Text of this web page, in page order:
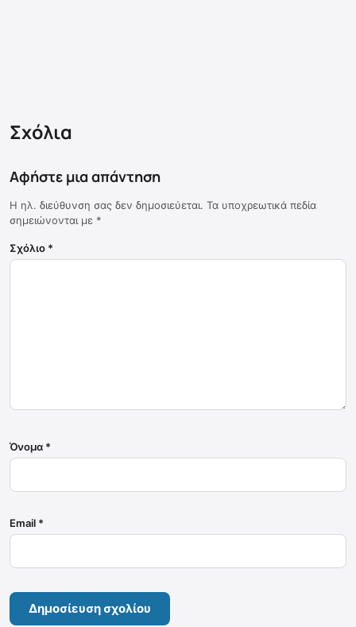
Σχόλια
Αφήστε μια απάντηση
Η ηλ. διεύθυνση σας δεν δημοσιεύεται. Τα υποχρεωτικά πεδία
σημειώνονται με *
Σχόλιο *
Όνομα *
Email *